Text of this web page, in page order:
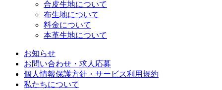
合皮生地について
布生地について
料金について
本革生地について
お知らせ
お問い合わせ・求人応募
個人情報保護方針・サービス利用規約
私たちについて